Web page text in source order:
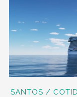
SANTOS /